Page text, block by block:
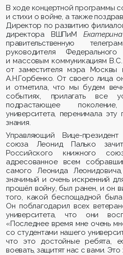
В ходе концертной программы
и стихи о войне, а также
Директор по развитию
директора ВШПиМ
правительственную
руководителя
и массовым коммуникациям
от заместителя мэра Москвы
А.Н.Горбенко. От своего лица
и отметила, что мы будем
событиях, прилагать все
подрастающее
университета, перенимала эту
знания.
Управляющий Вице-
союза Леонид Палько
Российского книжного
адресованное всем
самого Леонида
значимый и очень искренний
прошёл войну, был ранен, и он
того, какой беспощадной была
Он поблагодарил всех
университета, что они
«Последнее время мне очень
со студентами нашего
что это достойные ребята,
воевать, защитят нас с вами.